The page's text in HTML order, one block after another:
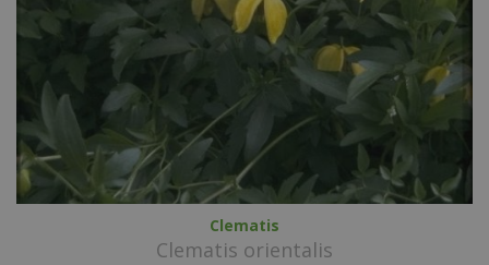
Clematis
Clematis orientalis